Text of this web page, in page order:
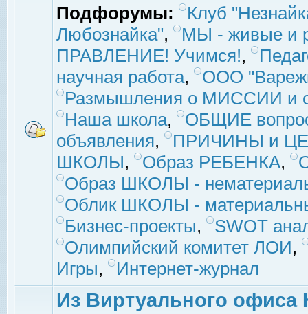
Подфорумы:
Клуб
Любознайка",
МЫ - живые и
ПРАВЛЕНИЕ! Учимся!,
научная работа,
ООО
Размышления о МИССИИ и
Наша школа,
ОБЩИЕ
объявления,
ПРИЧИНЫ и
ШКОЛЫ, Образ РЕБЕНКА,
Образ ШКОЛЫ -
Облик ШКОЛЫ -
Бизнес-проекты,
SWOT
Олимпийский комитет ЛОИ,
Игры, Интернет-журнал
Из Виртуального офиса